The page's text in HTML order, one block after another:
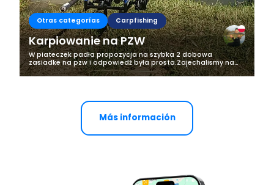
Otras categorías Carpfishing
Karpiowanie na PZW
W piateczek padła propozycja na szybka 2 dobowa
zasiadke na pzw i odpowiedź była prosta.Zajechalismy na
miejscowa wode Zalew Wegrow w piątek o 17 i posiedzielismy
do niedzieli do 12. Pogoda bardzo...
Más información